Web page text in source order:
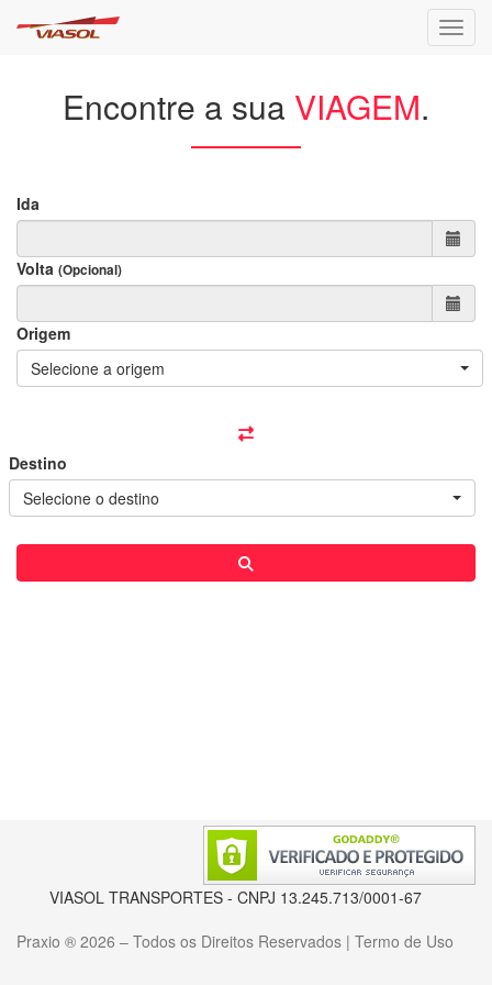
Encontre a sua VIAGEM.
Ida
Volta (Opcional)
Origem
Selecione a origem
Destino
Selecione o destino
VIASOL TRANSPORTES - CNPJ 13.245.713/0001-67
Praxio ® 2026 – Todos os Direitos Reservados | Termo de Uso